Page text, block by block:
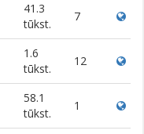
41.3
tūkst.
7
1.6
tūkst.
12
58.1
tūkst.
1